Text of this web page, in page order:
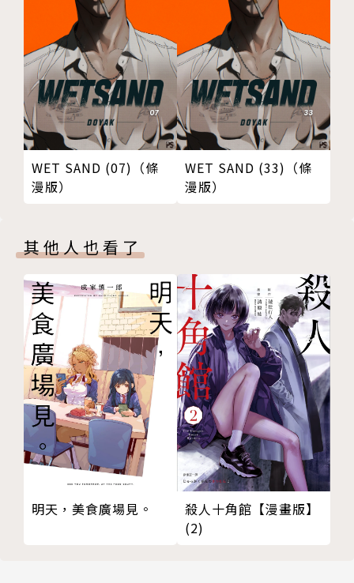
WET SAND (07)（條
漫版）
WET SAND (33)（條
漫版）
其他人也看了
明天，美食廣場見。
殺人十角館【漫畫版】
(2)